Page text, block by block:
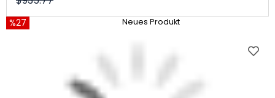
%27 Neues Produkt